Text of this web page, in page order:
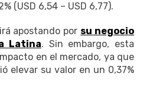
(USD 6,54 – USD 6,77).
apostando por su negocio
Latina. Sin embargo, esta
en el mercado, ya que
elevar su valor en un 0,37%